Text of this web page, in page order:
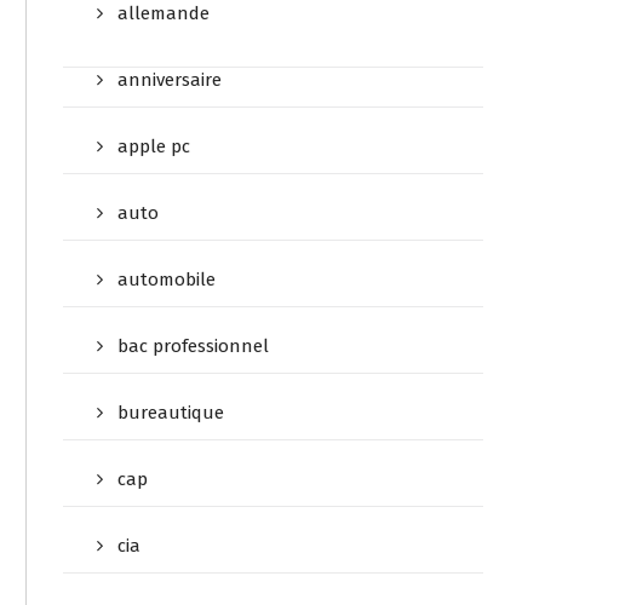
allemande
anniversaire
apple pc
auto
automobile
bac professionnel
bureautique
cap
cia